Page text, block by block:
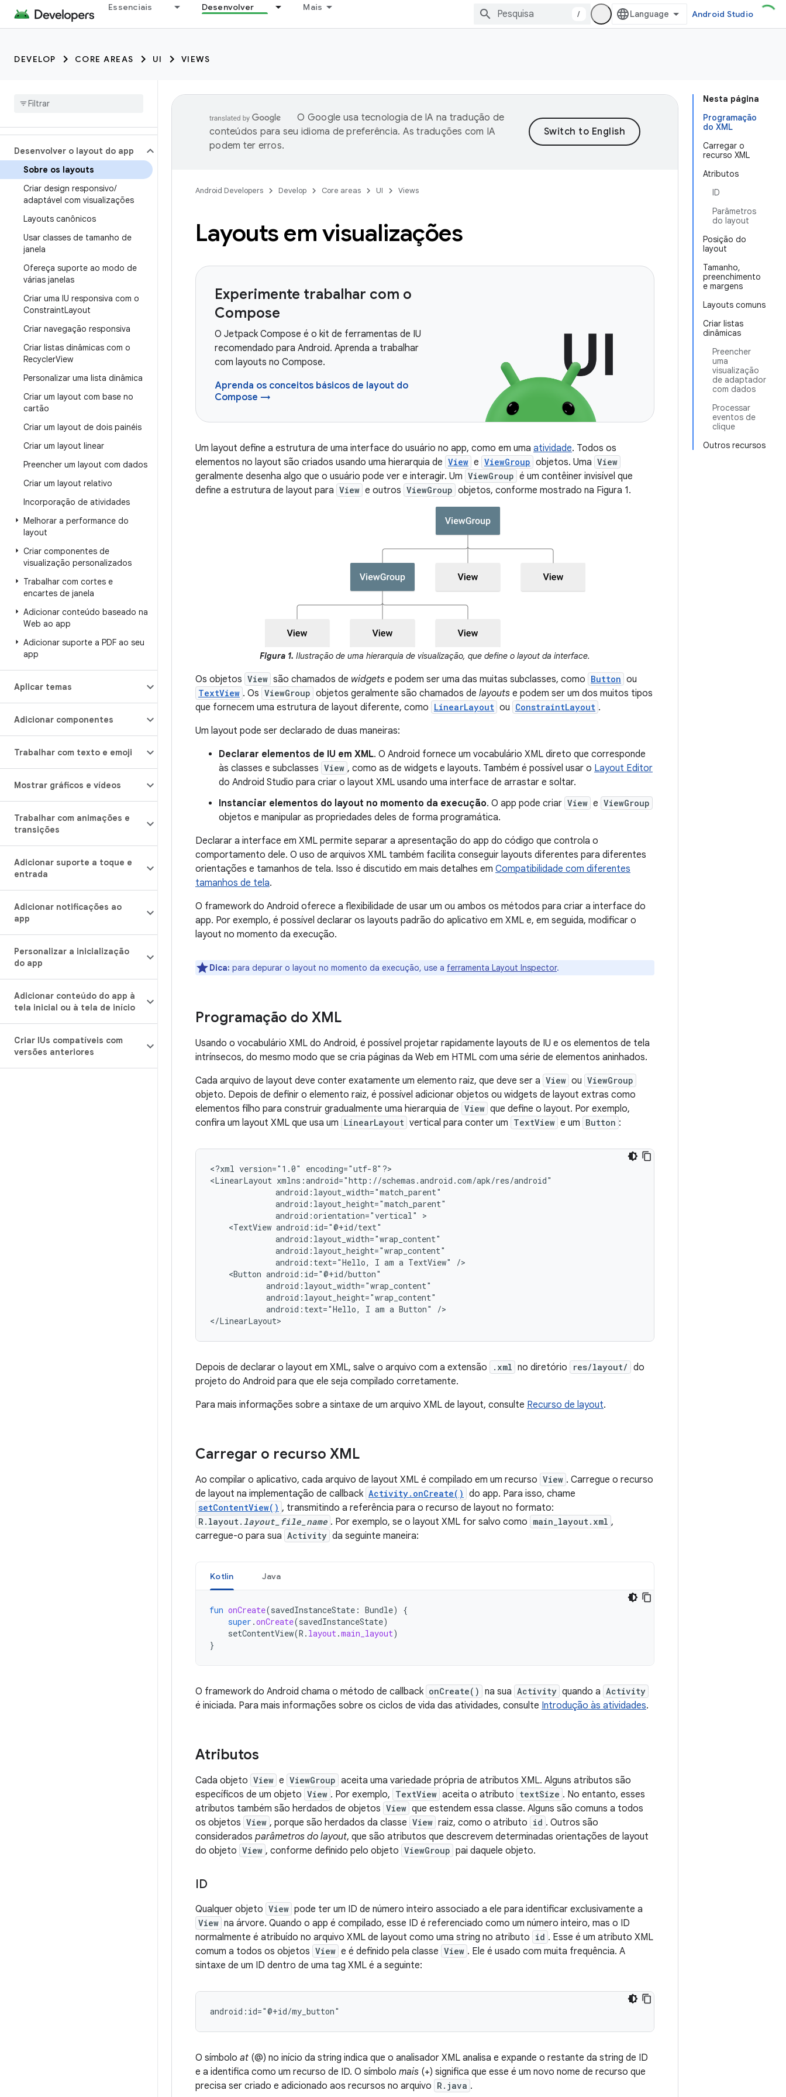
Essenciais Desenvolver Mais
/ Android Studio
DEVELOP CORE AREAS UI VIEWS
Desenvolver o layout do app
Sobre os layouts
Criar design responsivo/
adaptável com visualizações
Layouts canônicos
Usar classes de tamanho de
janela
Ofereça suporte ao modo de
várias janelas
Criar uma IU responsiva com o
ConstraintLayout
Criar navegação responsiva
Criar listas dinâmicas com o
RecyclerView
Personalizar uma lista dinâmica
Criar um layout com base no
cartão
Criar um layout de dois painéis
Criar um layout linear
Preencher um layout com dados
Criar um layout relativo
Incorporação de atividades
Melhorar a performance do
layout
Criar componentes de
visualização personalizados
Trabalhar com cortes e
encartes de janela
Adicionar conteúdo baseado na
Web ao app
Adicionar suporte a PDF ao seu
app
Aplicar temas
Adicionar componentes
Trabalhar com texto e emoji
Mostrar gráficos e vídeos
Trabalhar com animações e
transições
Adicionar suporte a toque e
entrada
Adicionar notificações ao
app
Personalizar a inicialização
do app
Adicionar conteúdo do app à
tela inicial ou à tela de início
Criar IUs compatíveis com
versões anteriores
Nesta página
Programação
do XML
Carregar o
recurso XML
Atributos
ID
Parâmetros
do layout
Posição do
layout
Tamanho,
preenchimento
e margens
Layouts comuns
Criar listas
dinâmicas
Preencher
uma
visualização
de adaptador
com dados
Processar
eventos de
clique
Outros recursos
O Google usa tecnologia de IA na tradução de
conteúdos para seu idioma de preferência. As traduções com IA
podem ter erros.
Android Developers Develop Core areas UI Views
Layouts em visualizações
Experimente trabalhar com o
Compose
O Jetpack Compose é o kit de ferramentas de IU
recomendado para Android. Aprenda a trabalhar
com layouts no Compose.
Aprenda os conceitos básicos de layout do
Compose →
Um layout define a estrutura de uma interface do usuário no app, como em uma atividade. Todos os
elementos no layout são criados usando uma hierarquia de View e ViewGroup objetos. Uma View
geralmente desenha algo que o usuário pode ver e interagir. Um ViewGroup é um contêiner invisível que
define a estrutura de layout para View e outros ViewGroup objetos, conforme mostrado na Figura 1.
Figura 1. Ilustração de uma hierarquia de visualização, que define o layout da interface.
Os objetos View são chamados de widgets e podem ser uma das muitas subclasses, como Button ou
TextView . Os ViewGroup objetos geralmente são chamados de layouts e podem ser um dos muitos tipos
que fornecem uma estrutura de layout diferente, como LinearLayout ou ConstraintLayout .
Um layout pode ser declarado de duas maneiras:
Declarar elementos de IU em XML. O Android fornece um vocabulário XML direto que corresponde
às classes e subclasses View , como as de widgets e layouts. Também é possível usar o Layout Editor
do Android Studio para criar o layout XML usando uma interface de arrastar e soltar.
Instanciar elementos do layout no momento da execução. O app pode criar View e ViewGroup
objetos e manipular as propriedades deles de forma programática.
Declarar a interface em XML permite separar a apresentação do app do código que controla o
comportamento dele. O uso de arquivos XML também facilita conseguir layouts diferentes para diferentes
orientações e tamanhos de tela. Isso é discutido em mais detalhes em Compatibilidade com diferentes
tamanhos de tela.
O framework do Android oferece a flexibilidade de usar um ou ambos os métodos para criar a interface do
app. Por exemplo, é possível declarar os layouts padrão do aplicativo em XML e, em seguida, modificar o
layout no momento da execução.
Dica: para depurar o layout no momento da execução, use a ferramenta Layout Inspector.
Programação do XML
Usando o vocabulário XML do Android, é possível projetar rapidamente layouts de IU e os elementos de tela
intrínsecos, do mesmo modo que se cria páginas da Web em HTML com uma série de elementos aninhados.
Cada arquivo de layout deve conter exatamente um elemento raiz, que deve ser a View ou ViewGroup
objeto. Depois de definir o elemento raiz, é possível adicionar objetos ou widgets de layout extras como
elementos filho para construir gradualmente uma hierarquia de View que define o layout. Por exemplo,
confira um layout XML que usa um LinearLayout vertical para conter um TextView e um Button :
<?xml version="1.0"
encoding="utf-8"?>
<LinearLayout
android:orientation="vertical"
<TextView
android:text="Hello,
I am a TextView"
<Button
android:text="Hello,
I am a Button"
/>
</LinearLayout>
Depois de declarar o layout em XML, salve o arquivo com a extensão .xml no diretório res/layout/ do
projeto do Android para que ele seja compilado corretamente.
Para mais informações sobre a sintaxe de um arquivo XML de layout, consulte Recurso de layout.
Carregar o recurso XML
Ao compilar o aplicativo, cada arquivo de layout XML é compilado em um recurso View . Carregue o recurso
de layout na implementação de callback Activity.onCreate() do app. Para isso, chame
setContentView() , transmitindo a referência para o recurso de layout no formato:
R.layout. layout_file_name . Por exemplo, se o layout XML for salvo como main_layout.xml ,
carregue-o para sua Activity da seguinte maneira:
Kotlin Java
fun onCreate(savedInstanceState : Bundle)
{
super .onCreate(savedInstanceState)
setContentView(R . layout.main_layout)
}
O framework do Android chama o método de callback onCreate() na sua Activity quando a Activity
é iniciada. Para mais informações sobre os ciclos de vida das atividades, consulte Introdução às atividades.
Atributos
Cada objeto View e ViewGroup aceita uma variedade própria de atributos XML. Alguns atributos são
específicos de um objeto View . Por exemplo, TextView aceita o atributo textSize . No entanto, esses
atributos também são herdados de objetos View que estendem essa classe. Alguns são comuns a todos
os objetos View , porque são herdados da classe View raiz, como o atributo id . Outros são
considerados parâmetros do layout, que são atributos que descrevem determinadas orientações de layout
do objeto View , conforme definido pelo objeto ViewGroup pai daquele objeto.
ID
Qualquer objeto View pode ter um ID de número inteiro associado a ele para identificar exclusivamente a
View na árvore. Quando o app é compilado, esse ID é referenciado como um número inteiro, mas o ID
normalmente é atribuído no arquivo XML de layout como uma string no atributo id . Esse é um atributo XML
comum a todos os objetos View e é definido pela classe View . Ele é usado com muita frequência. A
sintaxe de um ID dentro de uma tag XML é a seguinte:
android:id="@+id/my_button"
O símbolo at (@) no início da string indica que o analisador XML analisa e expande o restante da string de ID
e a identifica como um recurso de ID. O símbolo mais (+) significa que esse é um novo nome de recurso que
precisa ser criado e adicionado aos recursos no arquivo R.java .